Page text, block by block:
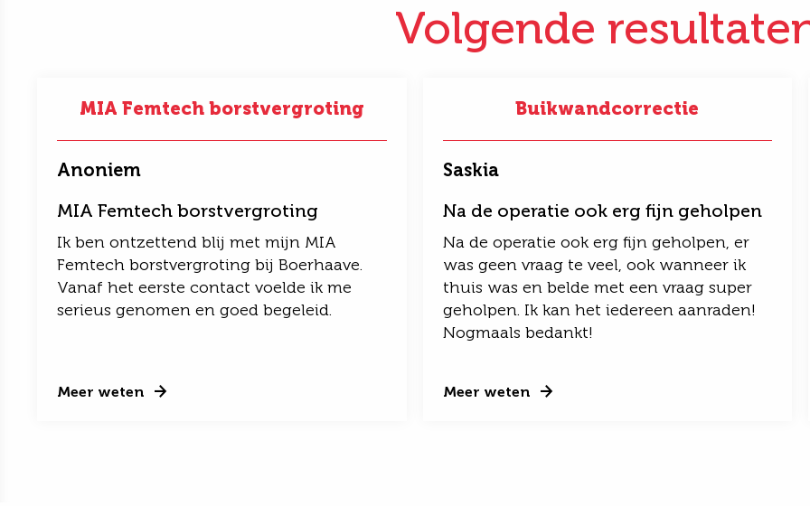
Volgende
MIA Femtech borstvergroting
Anoniem
MIA Femtech borstvergroting
Ik ben ontzettend blij met mijn MIA
Femtech borstvergroting bij Boerhaave.
Vanaf het eerste contact voelde ik me
serieus genomen en goed begeleid.
Meer weten
Buikwandcorrectie
Saskia
Na de operatie ook erg fijn geholpen
Na de operatie ook erg fijn geholpen, er
was geen vraag te veel, ook wanneer ik
thuis was en belde met een vraag super
geholpen. Ik kan het iedereen aanraden!
Nogmaals bedankt!
Meer weten